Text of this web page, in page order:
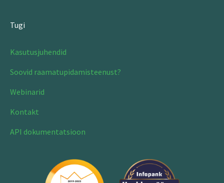
Tugi
Kasutusjuhendid
Soovid raamatupidamisteenust?
Webinarid
Kontakt
API dokumentatsioon